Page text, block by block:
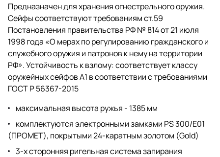
Предназначен для хранения огнестрельного оружия.
Сейфы соответствуют требованиям ст.59
Постановления правительства РФ № 814 от 21 июля
1998 года «О мерах по регулированию гражданского и
служебного оружия и патронов к нему на территории
РФ». Устойчивость к взлому: соответствует классу
оружейных сейфов А1 в соответствии с требованиями
ГОСТ Р 56367-2015
максимальная высота ружья - 1385 мм
комплектуются электронными замками PS 300/E01
(ПРОМЕТ), покрытыми 24-каратным золотом (Gold)
3-х сторонняя ригельная система запирания